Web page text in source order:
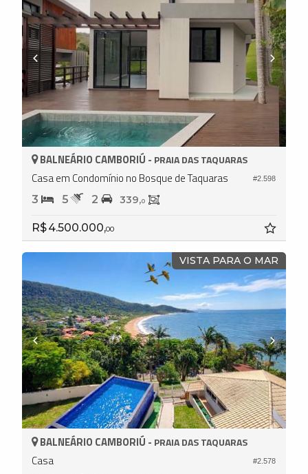
#2.598
BALNEÁRIO CAMBORIÚ - PRAIA DAS TAQUARAS
Casa em Condomínio no Bosque de Taquaras
3 5 2 339,0
R$ 4.500.000,00
VISTA PARA O MAR
#2.578
BALNEÁRIO CAMBORIÚ - PRAIA DAS TAQUARAS
Casa